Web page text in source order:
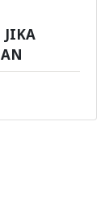
JIKA